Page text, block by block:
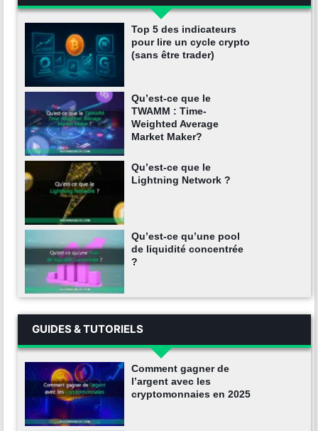
Top 5 des indicateurs
pour lire un cycle crypto
(sans être trader)
Qu’est-ce que le
TWAMM : Time-
Weighted Average
Market Maker?
Qu’est-ce que le
Lightning Network ?
Qu’est-ce qu’une pool
de liquidité concentrée
?
GUIDES & TUTORIELS
Comment gagner de
l’argent avec les
cryptomonnaies en 2025